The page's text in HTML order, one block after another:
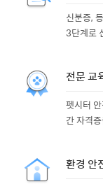
신분증,
3단계로
전문 교
펫시터
간 자격
환경 안